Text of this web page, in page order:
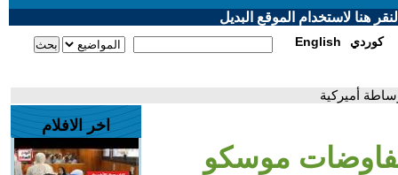
هنا لاستخدام الموقع البديل
English كوردي
أميركية
موسكو
اخر الافلام